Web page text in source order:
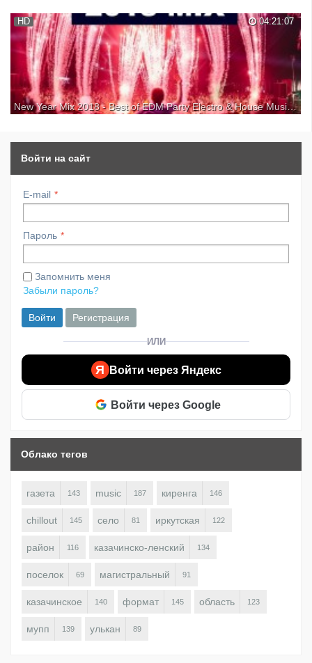
04:21:07
HD
New Year Mix 2018 - Best of EDM Party Electro & House Music для kirenga-smi.ru
2017 Grab your Tickets for 2018: Facebook: ● ...
Войти на сайт
E-mail
Пароль
Запомнить меня
Забыли пароль?
Войти Регистрация
ИЛИ
Я Войти через Яндекс
Войти через Google
Облако тегов
газета 143 music 187 киренга 146
chillout 145 село 81 иркутская 122
район 116 казачинско-ленский 134
поселок 69 магистральный 91
казачинское 140 формат 145 область 123
мупп 139 улькан 89